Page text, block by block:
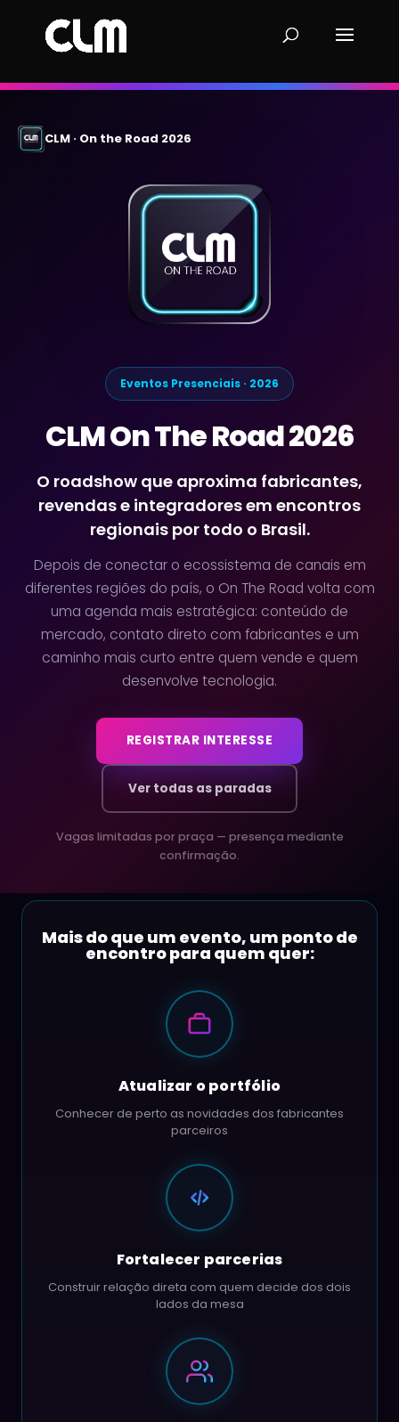
CLM · On the Road 2026
Eventos Presenciais · 2026
CLM On The Road 2026
O roadshow que aproxima fabricantes,
revendas e integradores em encontros
regionais por todo o Brasil.
Depois de conectar o ecossistema de canais em
diferentes regiões do país, o On The Road volta com
uma agenda mais estratégica: conteúdo de
mercado, contato direto com fabricantes e um
caminho mais curto entre quem vende e quem
desenvolve tecnologia.
REGISTRAR INTERESSE
Ver todas as paradas
Vagas limitadas por praça — presença mediante
confirmação.
Mais do que um evento, um ponto de
encontro para quem quer:
Atualizar o portfólio
Conhecer de perto as novidades dos fabricantes
parceiros
Fortalecer parcerias
Construir relação direta com quem decide dos dois
lados da mesa